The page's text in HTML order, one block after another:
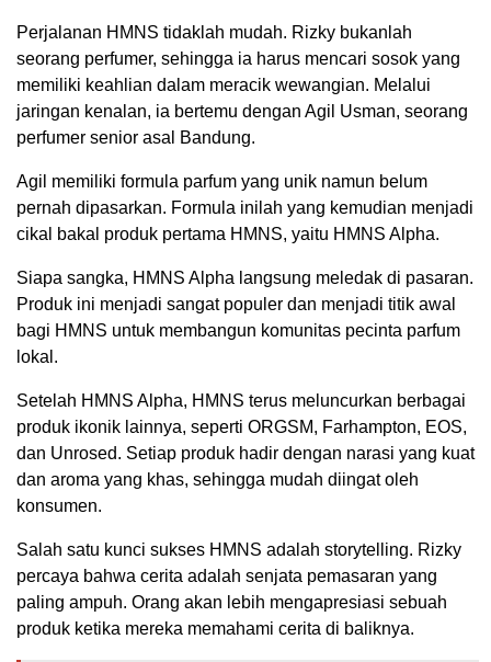
Perjalanan HMNS tidaklah mudah. Rizky bukanlah
seorang perfumer, sehingga ia harus mencari sosok yang
memiliki keahlian dalam meracik wewangian. Melalui
jaringan kenalan, ia bertemu dengan Agil Usman, seorang
perfumer senior asal Bandung.
Agil memiliki formula parfum yang unik namun belum
pernah dipasarkan. Formula inilah yang kemudian menjadi
cikal bakal produk pertama HMNS, yaitu HMNS Alpha.
Siapa sangka, HMNS Alpha langsung meledak di pasaran.
Produk ini menjadi sangat populer dan menjadi titik awal
bagi HMNS untuk membangun komunitas pecinta parfum
lokal.
Setelah HMNS Alpha, HMNS terus meluncurkan berbagai
produk ikonik lainnya, seperti ORGSM, Farhampton, EOS,
dan Unrosed. Setiap produk hadir dengan narasi yang kuat
dan aroma yang khas, sehingga mudah diingat oleh
konsumen.
Salah satu kunci sukses HMNS adalah storytelling. Rizky
percaya bahwa cerita adalah senjata pemasaran yang
paling ampuh. Orang akan lebih mengapresiasi sebuah
produk ketika mereka memahami cerita di baliknya.